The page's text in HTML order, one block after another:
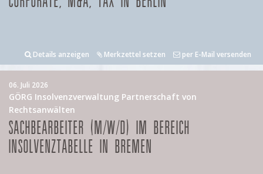
Details anzeigen Merkzettel setzen per E-Mail versenden
06. Juli 2026
GÖRG Insolvenzverwaltung Partnerschaft von
Rechtsanwälten
SACHBEARBEITER (M/W/D) IM BEREICH
INSOLVENZTABELLE IN BREMEN